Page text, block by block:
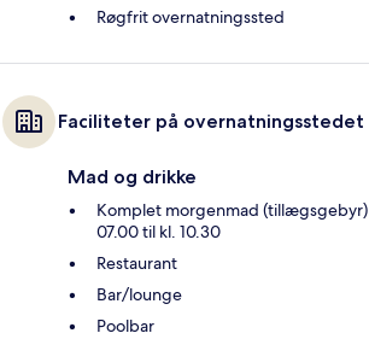
Røgfrit overnatningssted
Faciliteter på overnatningsstedet
Mad og drikke
Komplet morgenmad
07.00 til kl. 10.30
Restaurant
Bar/lounge
Poolbar